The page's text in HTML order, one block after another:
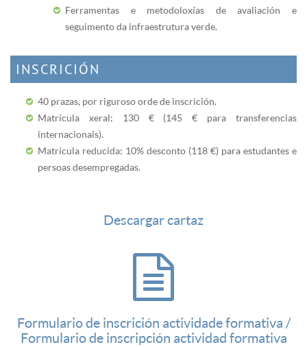
Ferramentas e metodoloxías de avaliación e
seguimento da infraestrutura verde.
INSCRICIÓN
40 prazas, por riguroso orde de inscrición.
Matrícula xeral: 130 € (145 € para transferencias
internacionais).
Matrícula reducida: 10% desconto (118 €) para estudantes e
persoas desempregadas.
Descargar cartaz
Formulario de inscrición actividade formativa /
Formulario de inscripción actividad formativa